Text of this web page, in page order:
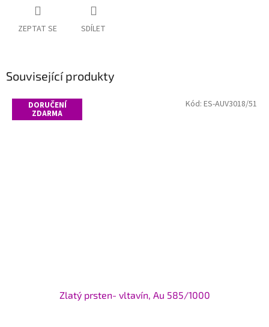
ZEPTAT SE SDÍLET
Související produkty
DORUČENÍ
ZDARMA
Zlatý prsten- vltavín, Au 585/1000
Kód: ES-AUV3018/51